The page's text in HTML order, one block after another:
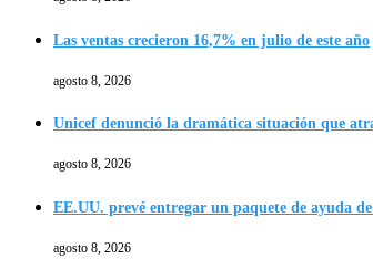
Las ventas crecieron 16,7% en julio de este año
agosto 8, 2026
Unicef denunció la dramática situación que
agosto 8, 2026
EE.UU. prevé entregar un paquete de ayuda
agosto 8, 2026